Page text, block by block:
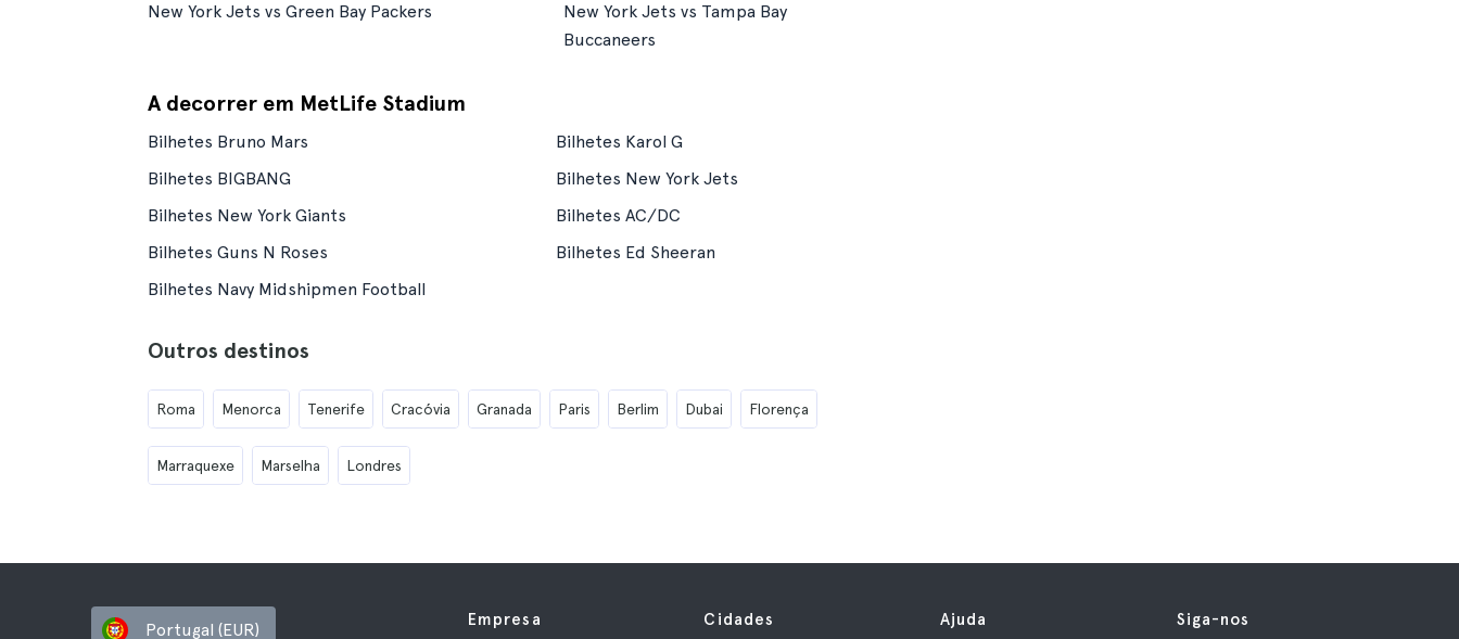
New York Jets vs Green Bay Packers
New York Jets vs Tampa Bay
Buccaneers
A decorrer em MetLife Stadium
Bilhetes Bruno Mars
Bilhetes Karol G
Bilhetes BIGBANG
Bilhetes New York Jets
Bilhetes New York Giants
Bilhetes AC/DC
Bilhetes Guns N Roses
Bilhetes Ed Sheeran
Bilhetes Navy Midshipmen Football
Outros destinos
Roma Menorca Tenerife Cracóvia Granada Paris Berlim Dubai Florença
Marraquexe Marselha Londres
Portugal (EUR) Empresa Cidades Ajuda Siga-nos